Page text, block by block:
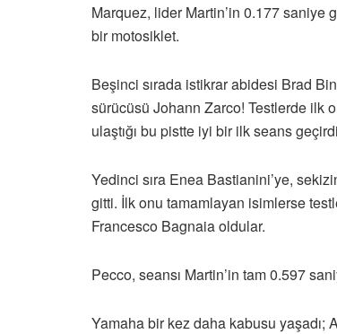
Marquez, lider Martin’in 0.177 saniye
bir motosiklet.
Beşinci sırada istikrar abidesi Brad
sürücüsü Johann Zarco! Testlerde ilk
ulaştığı bu pistte iyi bir ilk seans
Yedinci sıra Enea Bastianini’ye,
gitti. İlk onu tamamlayan isimlerse
Francesco Bagnaia oldular.
Pecco, seansı Martin’in tam 0.597
Yamaha bir kez daha kabusu yaşadı;